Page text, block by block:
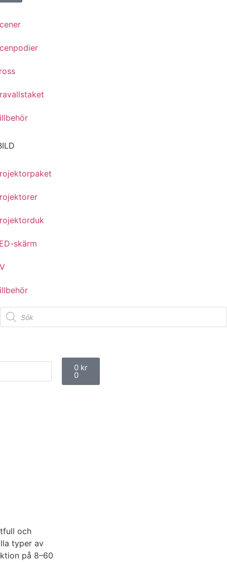
skärm
Studentflak
0 kr
0
och
typer av
på 8–60